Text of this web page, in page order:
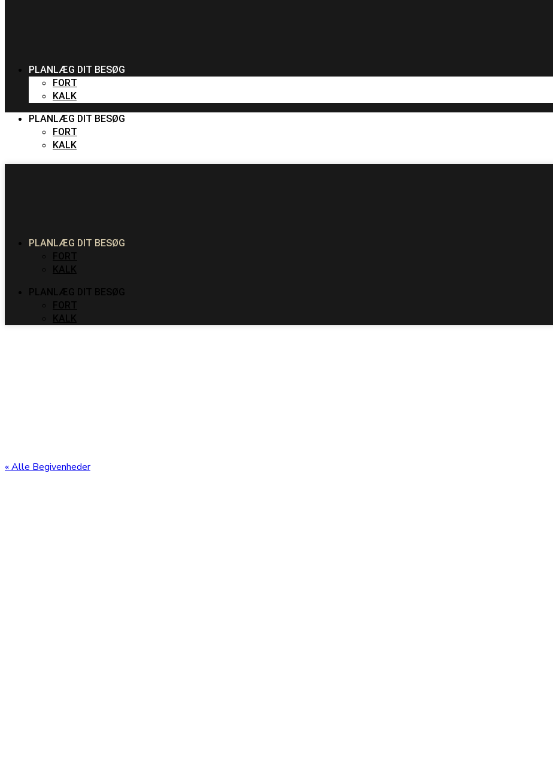
PLANLÆG DIT BESØG
FORT
KALK
PLANLÆG DIT BESØG
FORT
KALK
PLANLÆG DIT BESØG
FORT
KALK
PLANLÆG DIT BESØG
FORT
KALK
« Alle Begivenheder